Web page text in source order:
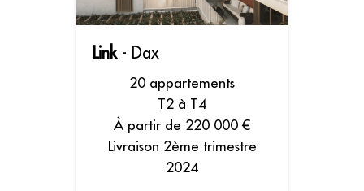
Link- Dax
20 appartements
T2 à T4
À partir de 220 000 €
Livraison 2ème trimestre
2024